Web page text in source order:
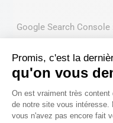
Promis, c'est la
qu'on vous
Plateforme de
On est vraiment très content
de notre site vous intéresse.
vous n'avez pas encore fait
Google Search
sert et
Instagram vs
objectifs